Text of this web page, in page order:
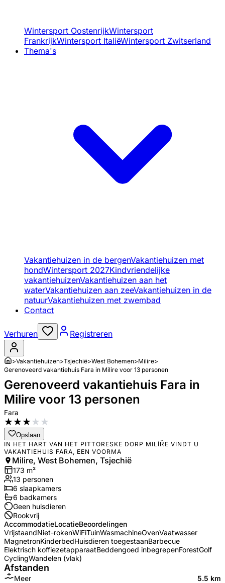
Wintersport OostenrijkWintersport
FrankrijkWintersport ItaliëWintersport Zwitserland
Thema's
Vakantiehuizen in de bergenVakantiehuizen met
hondWintersport 2027Kindvriendelijke
vakantiehuizenVakantiehuizen aan het
waterVakantiehuizen aan zeeVakantiehuizen in de
natuurVakantiehuizen met zwembad
Contact
Verhuren Registreren
>Vakantiehuizen>Tsjechië>West Bohemen>Milire>
Gerenoveerd vakantiehuis Fara in Milire voor 13 personen
Gerenoveerd vakantiehuis Fara in
Milire voor 13 personen
Fara
★★★★★
Opslaan
IN HET HART VAN HET PITTORESKE DORP MILÍŘE VINDT U
VAKANTIEHUIS FARA, EEN VOORMA
Milire, West Bohemen, Tsjechië
173 m²
13 personen
6 slaapkamers
6 badkamers
Geen huisdieren
Rookvrij
AccommodatieLocatieBeoordelingen
VrijstaandNiet-rokenWiFiTuinWasmachineOvenVaatwasser
MagnetronKinderbedHuisdieren toegestaanBarbecue
Elektrisch koffiezetapparaatBeddengoed inbegrepenForestGolf
CyclingWandelen (vlak)
Afstanden
Meer
5.5 km